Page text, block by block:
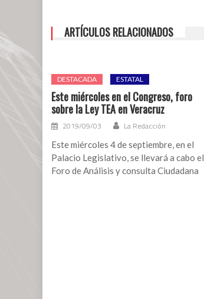
ARTÍCULOS RELACIONADOS
DESTACADA ESTATAL
Este miércoles en el Congreso, foro
sobre la Ley TEA en Veracruz
2019/09/03 La Redacción
Este miércoles 4 de septiembre, en el
Palacio Legislativo, se llevará a cabo el
Foro de Análisis y consulta Ciudadana